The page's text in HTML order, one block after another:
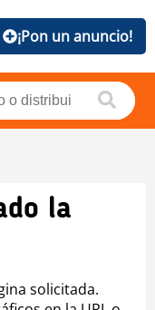
¡Pon un anuncio!
la
solicitada.